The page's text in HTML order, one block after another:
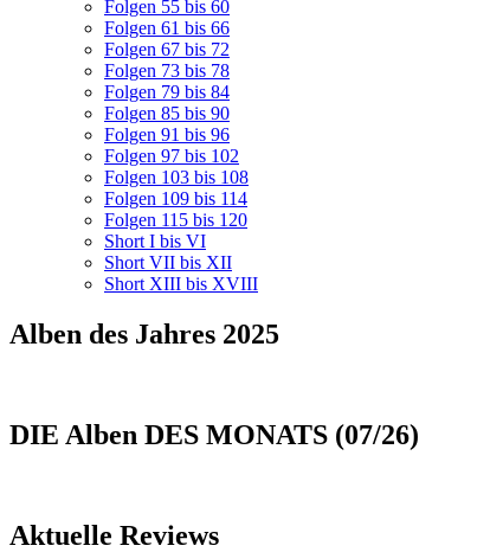
Folgen 55 bis 60
Folgen 61 bis 66
Folgen 67 bis 72
Folgen 73 bis 78
Folgen 79 bis 84
Folgen 85 bis 90
Folgen 91 bis 96
Folgen 97 bis 102
Folgen 103 bis 108
Folgen 109 bis 114
Folgen 115 bis 120
Short I bis VI
Short VII bis XII
Short XIII bis XVIII
Alben des Jahres 2025
DIE Alben DES MONATS (07/26)
Aktuelle Reviews